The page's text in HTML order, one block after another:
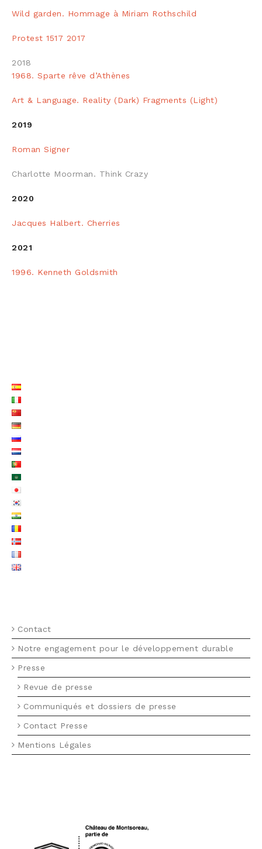
Wild garden. Hommage à Miriam Rothschild
Protest 1517 2017
2018
1968. Sparte rêve d’Athènes
Art & Language. Reality (Dark) Fragments (Light)
2019
Roman Signer
Charlotte Moorman. Think Crazy
2020
Jacques Halbert. Cherries
2021
1996. Kenneth Goldsmith
Contact
Notre engagement pour le développement durable
Presse
Revue de presse
Communiqués et dossiers de presse
Contact Presse
Mentions Légales